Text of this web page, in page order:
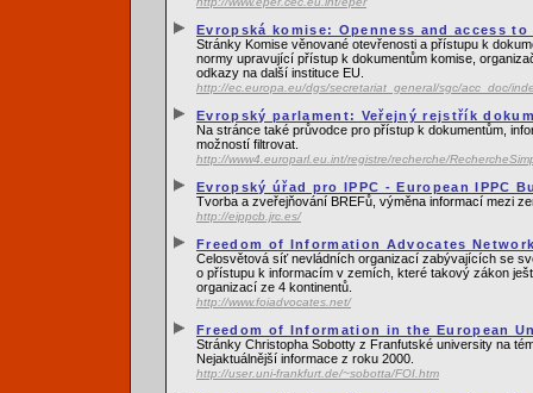
Evropská komise: Openness and access
Stránky Komise věnované otevřenosti a přístupu k
normy upravující přístup k dokumentům komise,
odkazy na další instituce EU.
http://ec.europa.eu/dgs/secretariat_general/sgc/acc_doc/
Evropský parlament: Veřejný rejstřík
Na stránce také průvodce pro přístup k dokumentům,
možností filtrovat.
http://www4.europarl.eu.int/registre/recherche/
Evropský úřad pro IPPC - European IPPC
Tvorba a zveřejňování BREFů, výměna informací mezi
http://eippcb.jrc.es/
Freedom of Information Advocates
Celosvětová síť nevládních organizací zabývajících se
o přístupu k informacím v zemích, které takový zákon
organizací ze 4 kontinentů.
http://www.foiadvocates.net/
Freedom of Information in the European
Stránky Christopha Sobotty z Franfutské university na
Nejaktuálnější informace z roku 2000.
http://user.uni-frankfurt.de/~sobotta/FOI.htm